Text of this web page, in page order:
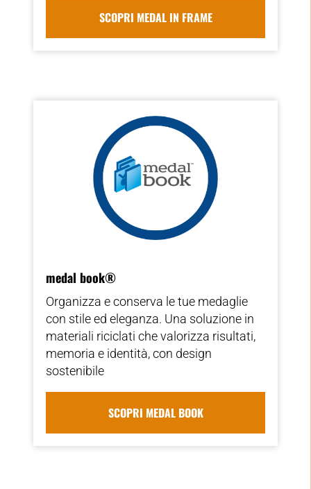
SCOPRI MEDAL IN FRAME
medal book®
Organizza e conserva le tue medaglie
con stile ed eleganza. Una soluzione in
materiali riciclati che valorizza risultati,
memoria e identità, con design
sostenibile
SCOPRI MEDAL BOOK